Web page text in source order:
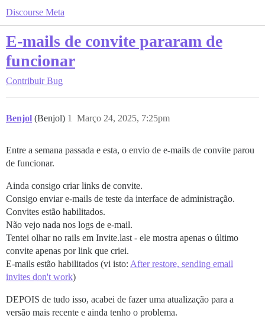
Discourse Meta
E-mails de convite pararam de
funcionar
Contribuir Bug
Benjol (Benjol) Março 24, 2025, 7:25pm
1
Entre a semana passada e esta, o envio de e-mails de convite parou
de funcionar.
Ainda consigo criar links de convite.
Consigo enviar e-mails de teste da interface de administração.
Convites estão habilitados.
Não vejo nada nos logs de e-mail.
Tentei olhar no rails em Invite.last - ele mostra apenas o último
convite apenas por link que criei.
E-mails estão habilitados (vi isto: After restore, sending email
invites don't work)
DEPOIS de tudo isso, acabei de fazer uma atualização para a
versão mais recente e ainda tenho o problema.